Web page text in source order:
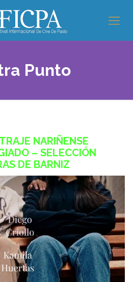
Punto
NARIÑENSE
– SELECCIÓN
DE BARNIZ